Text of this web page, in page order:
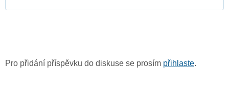
Pro přidání příspěvku do diskuse se prosím přihlaste.